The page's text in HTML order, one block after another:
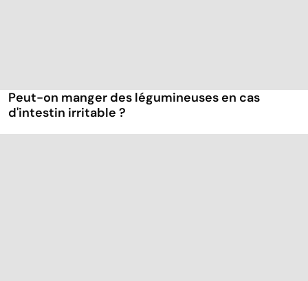
Peut-on manger des légumineuses en cas
d'intestin irritable ?